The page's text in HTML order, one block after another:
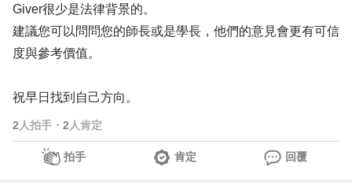
Giver很少是法律背景的。
建議您可以問問您的師長或是學長，他們的意見會更有可信
度與參考價值。
祝早日找到自己方向。
2 人拍手 ・ 2 人肯定
拍手 肯定 回覆